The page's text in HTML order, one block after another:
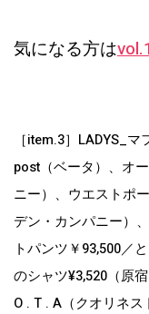
気になる方は
［item.3］LADYS_
post（ベータ）、オ
ニー）、ウエストポ
デン・カンパニー）
トパンツ￥93,500／
のシャツ¥3,520（原
O . T . A（クオリネス